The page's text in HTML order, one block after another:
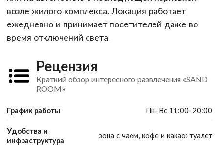
возле жилого комплекса. Локация работает
ежедневно и принимает посетителей даже во
время отключений света.
Рецензия
Краткий обзор интересного развлечения «SAND
ROOM»
График работы Пн–Вс 11:00–20:00
Удобства и
инфраструктура
зона с чаем, кофе и какао; туалет